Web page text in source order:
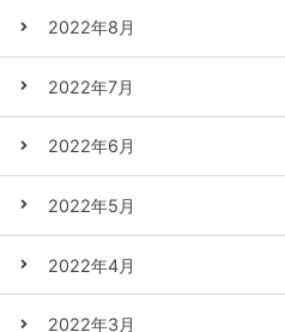
2022年8月
2022年7月
2022年6月
2022年5月
2022年4月
2022年3月